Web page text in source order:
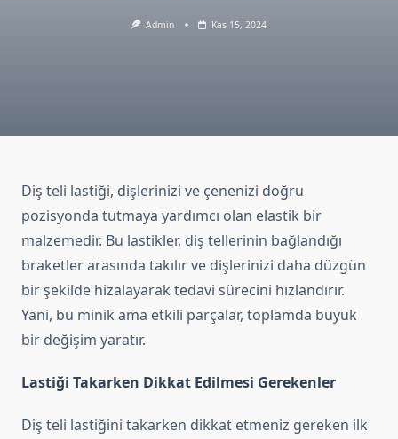
Admin Kas 15, 2024
Diş teli lastiği, dişlerinizi ve çenenizi doğru
pozisyonda tutmaya yardımcı olan elastik bir
malzemedir. Bu lastikler, diş tellerinin bağlandığı
braketler arasında takılır ve dişlerinizi daha düzgün
bir şekilde hizalayarak tedavi sürecini hızlandırır.
Yani, bu minik ama etkili parçalar, toplamda büyük
bir değişim yaratır.
Lastiği Takarken Dikkat Edilmesi Gerekenler
Diş teli lastiğini takarken dikkat etmeniz gereken ilk